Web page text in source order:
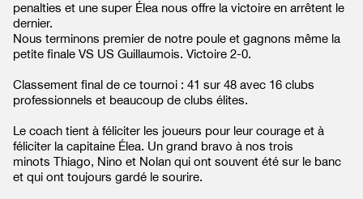
penalties et une super Élea nous offre la victoire en arrêtent le
dernier.
Nous terminons premier de notre poule et gagnons même la
petite finale VS US Guillaumois. Victoire 2-0.
Classement final de ce tournoi : 41 sur 48 avec 16 clubs
professionnels et beaucoup de clubs élites.
Le coach tient à féliciter les joueurs pour leur courage et à
féliciter la capitaine Élea. Un grand bravo à nos trois
minots Thiago, Nino et Nolan qui ont souvent été sur le banc
et qui ont toujours gardé le sourire.